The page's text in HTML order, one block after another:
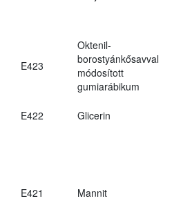
E423
Oktenil-
borostyánkősavval
módosított
gumiarábikum
E422 Glicerin
E421 Mannit